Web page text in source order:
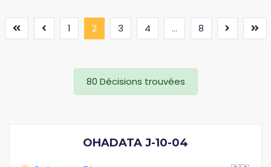
1 2(current)
3 4 ... 8
80 Décisions trouvées
OHADATA J-10-04